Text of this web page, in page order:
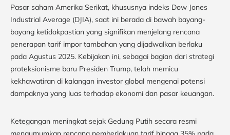
Pasar saham Amerika Serikat, khususnya indeks Dow Jones
Industrial Average (DJIA), saat ini berada di bawah bayang-
bayang ketidakpastian yang signifikan menjelang rencana
penerapan tarif impor tambahan yang dijadwalkan berlaku
pada Agustus 2025. Kebijakan ini, sebagai bagian dari strategi
proteksionisme baru Presiden Trump, telah memicu
kekhawatiran di kalangan investor global mengenai potensi
dampaknya yang luas terhadap ekonomi dan pasar keuangan.
Ketegangan meningkat sejak Gedung Putih secara resmi